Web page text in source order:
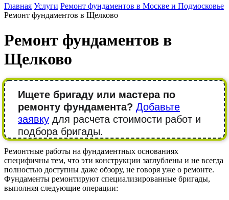
Главная Услуги Ремонт фундаментов в Москве и Подмосковье
Ремонт фундаментов в Щелково
Ремонт фундаментов в
Щелково
Ищете бригаду или мастера по
ремонту фундамента? Добавьте
заявку для расчета стоимости работ и
подбора бригады.
Ремонтные работы на фундаментных основаниях
специфичны тем, что эти конструкции заглублены и не всегда
полностью доступны даже обзору, не говоря уже о ремонте.
Фундаменты ремонтируют специализированные бригады,
выполняя следующие операции: